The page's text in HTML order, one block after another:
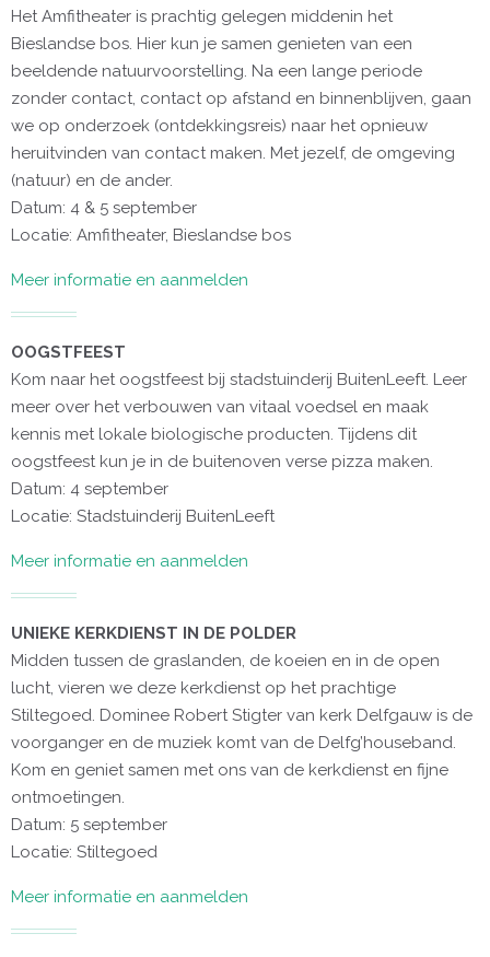
Het Amfitheater is prachtig gelegen middenin het
Bieslandse bos. Hier kun je samen genieten van een
beeldende natuurvoorstelling. Na een lange periode
zonder contact, contact op afstand en binnenblijven, gaan
we op onderzoek (ontdekkingsreis) naar het opnieuw
heruitvinden van contact maken. Met jezelf, de omgeving
(natuur) en de ander.
Datum: 4 & 5 september
Locatie: Amfitheater, Bieslandse bos
Meer informatie en aanmelden
OOGSTFEEST
Kom naar het oogstfeest bij stadstuinderij BuitenLeeft. Leer
meer over het verbouwen van vitaal voedsel en maak
kennis met lokale biologische producten. Tijdens dit
oogstfeest kun je in de buitenoven verse pizza maken.
Datum: 4 september
Locatie: Stadstuinderij BuitenLeeft
Meer informatie en aanmelden
UNIEKE KERKDIENST IN DE POLDER
Midden tussen de graslanden, de koeien en in de open
lucht, vieren we deze kerkdienst op het prachtige
Stiltegoed. Dominee Robert Stigter van kerk Delfgauw is de
voorganger en de muziek komt van de Delfg’houseband.
Kom en geniet samen met ons van de kerkdienst en fijne
ontmoetingen.
Datum: 5 september
Locatie: Stiltegoed
Meer informatie en aanmelden